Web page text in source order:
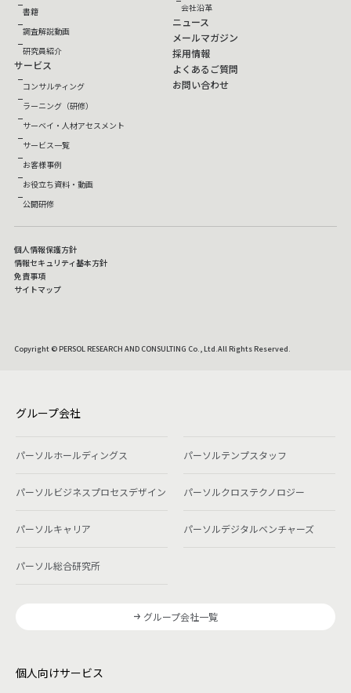
書籍
調査解説動画
研究員紹介
サービス
コンサルティング
ラーニング（研修）
サーベイ・人材アセスメント
サービス一覧
お客様事例
お役立ち資料・動画
公開研修
会社沿革
ニュース
メールマガジン
採用情報
よくあるご質問
お問い合わせ
Copyright © PERSOL RESEARCH AND CONSULTING Co., Ltd.All Rights Reserved.
個人情報保護方針
情報セキュリティ基本方針
免責事項
サイトマップ
グループ会社
パーソルホールディングス パーソルテンプスタッフ
パーソルビジネスプロセスデザイン パーソルクロステクノロジー
パーソルキャリア パーソルデジタルベンチャーズ
パーソル総合研究所
グループ会社一覧
個人向けサービス